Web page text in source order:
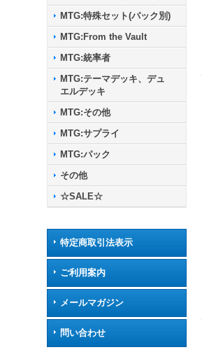
MTG:特殊セット(パック別)
MTG:From the Vault
MTG:統率者
MTG:テーマデッキ、デュ
エルデッキ
MTG:その他
MTG:サプライ
MTG:パック
その他
☆SALE☆
特定商取引法表示
ご利用案内
メールマガジン
問い合わせ